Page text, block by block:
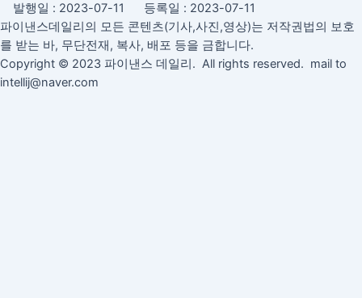
발행일 : 2023-07-11 등록일 : 2023-07-11
파이낸스데일리의 모든 콘텐츠(기사,사진,영상)는 저작권법의 보호
를 받는 바, 무단전재, 복사, 배포 등을 금합니다.
Copyright © 2023 파이낸스 데일리. All rights reserved. mail to
intellij@naver.com